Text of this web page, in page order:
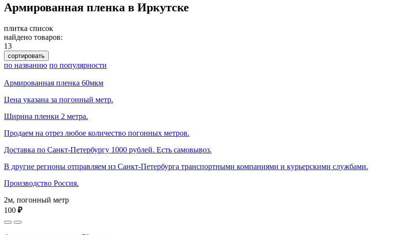
Армированная пленка в Иркутске
плитка список
найдено товаров:
13
сортировать
по названию по популярности
Армированная пленка 60мкм
Цена указана за погонный метр.
Ширина пленки 2 метра.
Продаем на отрез любое количество погонных метров.
Доставка по Санкт-Петербургу 1000 рублей. Есть самовывоз.
В другие регионы отправляем из Санкт-Петербурга транспортными компаниями и курьерскими службами.
Производство Россия.
2м, погонный метр
100 ₽